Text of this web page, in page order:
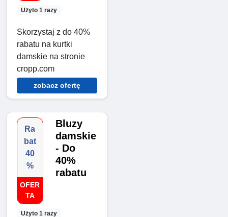
Użyto 1 razy
Skorzystaj z do 40%
rabatu na kurtki
damskie na stronie
cropp.com
zobacz ofertę
Ra
bat
40
%
OFER
TA
Użyto 1 razy
Bluzy
damskie
- Do
40%
rabatu